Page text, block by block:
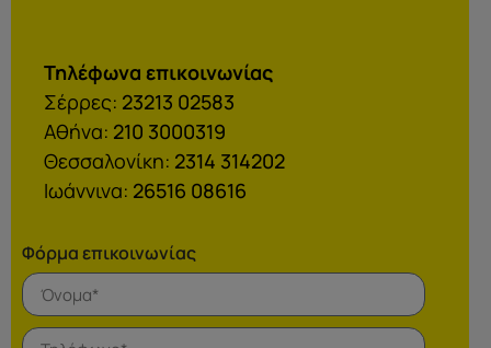
Τηλέφωνα επικοινωνίας
Σέρρες: 23213 02583
Αθήνα: 210 3000319
Θεσσαλονίκη: 2314 314202
Ιωάννινα: 26516 08616
Φόρμα επικοινωνίας